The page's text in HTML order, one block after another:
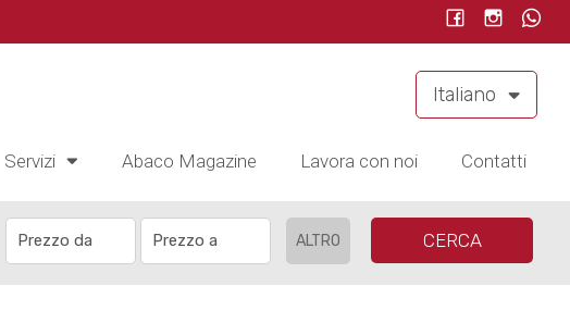
Italiano
Servizi Abaco Magazine Lavora con noi Contatti
ALTRO CERCA